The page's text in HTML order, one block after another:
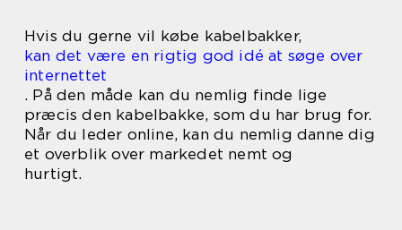
Hvis du gerne vil købe kabelbakker,
kan det være en rigtig god idé at søge over
internettet
. På den måde kan du nemlig finde lige
præcis den kabelbakke, som du har brug for.
Når du leder online, kan du nemlig danne dig
et overblik over markedet nemt og
hurtigt.